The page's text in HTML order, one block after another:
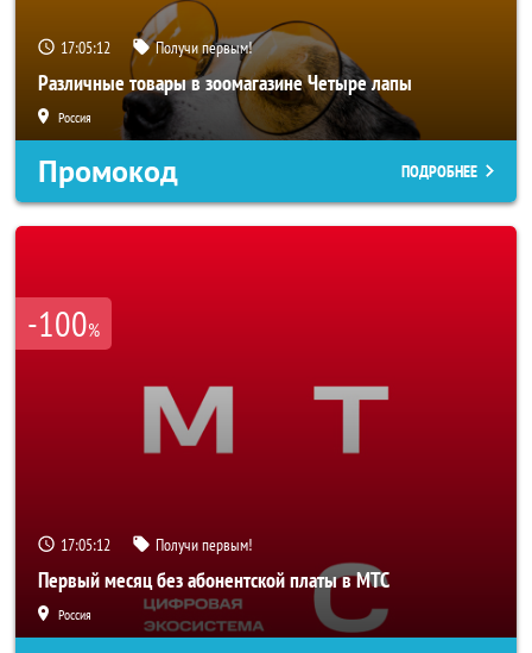
17:05:10 Получи первым!
Различные товары в зоомагазине Четыре лапы
Россия
Промокод ПОДРОБНЕЕ
-100%
17:05:10 Получи первым!
Первый месяц без абонентской платы в МТС
Россия